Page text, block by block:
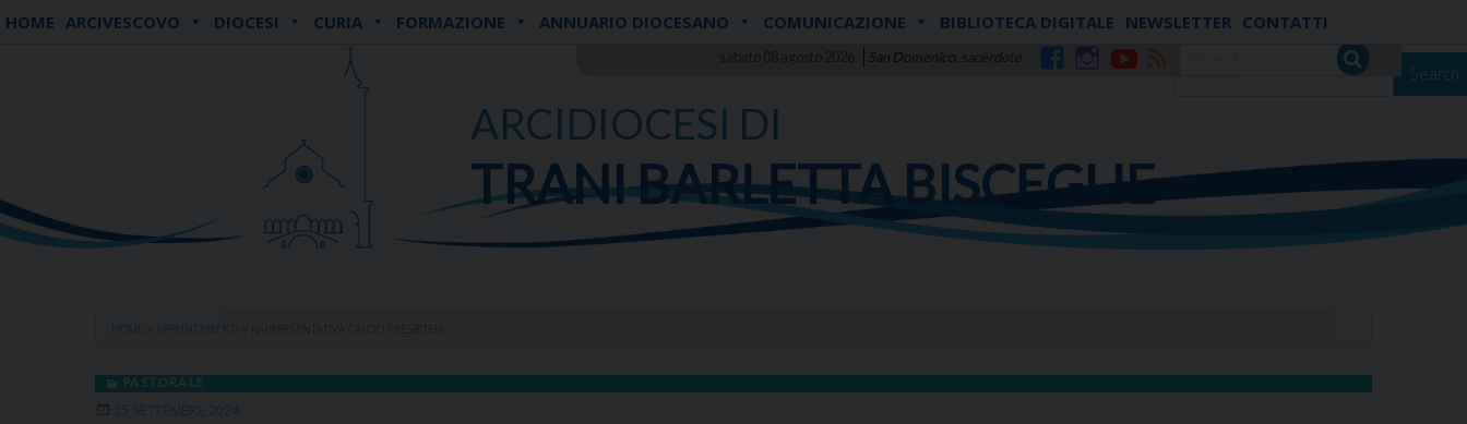
Skip
San Domenico, sacerdote
HOME ARCIVESCOVO DIOCESI CURIA FORMAZIONE ANNUARIO DIOCESANO COMUNICAZIONE BIBLIOTECA DIGITALE NEWSLETTER CONTATTI
Search
ARCIDIOCESI DI
TRANI BARLETTA BISCEGLIE
HOME APPUNTAMENTI
PASTORALE
25 SETTEMBRE 2024